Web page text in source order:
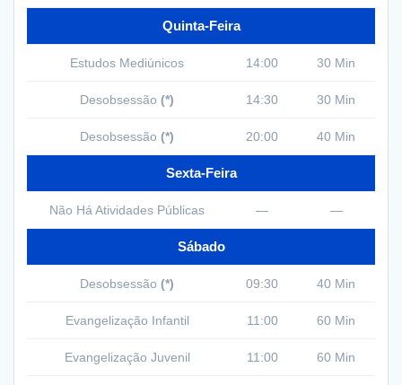
Quinta-Feira
Estudos Mediúnicos 14:00 30 Min
Desobsessão (*) 14:30 30 Min
Desobsessão (*) 20:00 40 Min
Sexta-Feira
Não Há Atividades Públicas — —
Sábado
Desobsessão (*) 09:30 40 Min
Evangelização Infantil 11:00 60 Min
Evangelização Juvenil 11:00 60 Min